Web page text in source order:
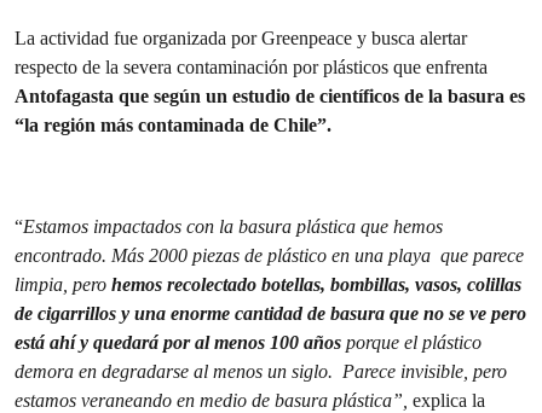
La actividad fue organizada por Greenpeace y busca alertar
respecto de la severa contaminación por plásticos que enfrenta
Antofagasta que según un estudio de científicos de la basura es
“la región más contaminada de Chile”.
“Estamos impactados con la basura plástica que hemos
encontrado. Más 2000 piezas de plástico en una playa que parece
limpia, pero hemos recolectado botellas, bombillas, vasos, colillas
de cigarrillos y una enorme cantidad de basura que no se ve pero
está ahí y quedará por al menos 100 años porque el plástico
demora en degradarse al menos un siglo. Parece invisible, pero
estamos veraneando en medio de basura plástica”, explica la